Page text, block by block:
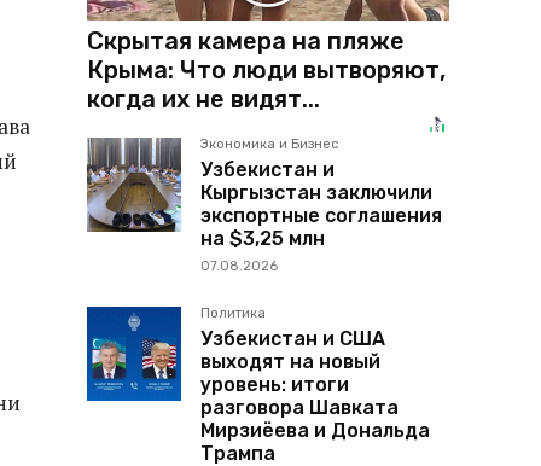
Скрытая камера на пляже
Крыма: Что люди вытворяют,
когда их не видят...
Экономика и Бизнес
Узбекистан и
Кыргызстан заключили
экспортные соглашения
на $3,25 млн
07.08.2026
Политика
Узбекистан и США
выходят на новый
уровень: итоги
разговора Шавката
Мирзиёева и Дональда
Трампа